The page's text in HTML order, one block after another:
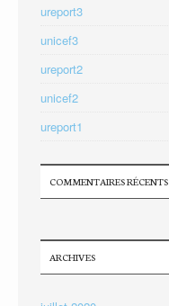
ureport3
unicef3
ureport2
unicef2
ureport1
COMMENTAIRES RÉCENTS
ARCHIVES